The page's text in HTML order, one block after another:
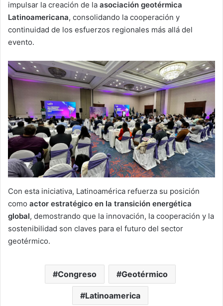
impulsar la creación de la asociación geotérmica
Latinoamericana, consolidando la cooperación y
continuidad de los esfuerzos regionales más allá del
evento.
Con esta iniciativa, Latinoamérica refuerza su posición
como actor estratégico en la transición energética
global, demostrando que la innovación, la cooperación y la
sostenibilidad son claves para el futuro del sector
geotérmico.
Congreso Geotérmico
Latinoamerica